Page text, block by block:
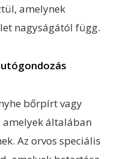
amelynek
nagyságától függ.
bőrpírt vagy
általában
Az orvos speciális